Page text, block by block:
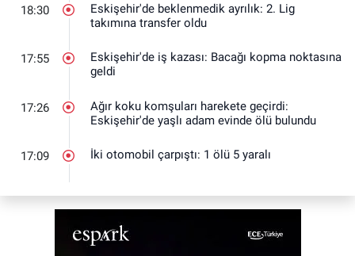
18:30
Eskişehir'de beklenmedik ayrılık: 2. Lig
takımına transfer oldu
17:55
Eskişehir'de iş kazası: Bacağı kopma noktasına
geldi
17:26
Ağır koku komşuları harekete geçirdi:
Eskişehir'de yaşlı adam evinde ölü bulundu
17:09 İki otomobil çarpıştı: 1 ölü 5 yaralı